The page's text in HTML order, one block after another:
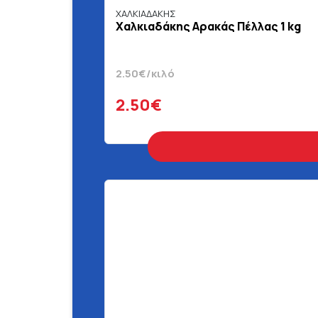
ΧΑΛΚΙΑΔΑΚΗΣ
Χαλκιαδάκης Αρακάς Πέλλας 1 kg
2.50€/κιλό
2.50€